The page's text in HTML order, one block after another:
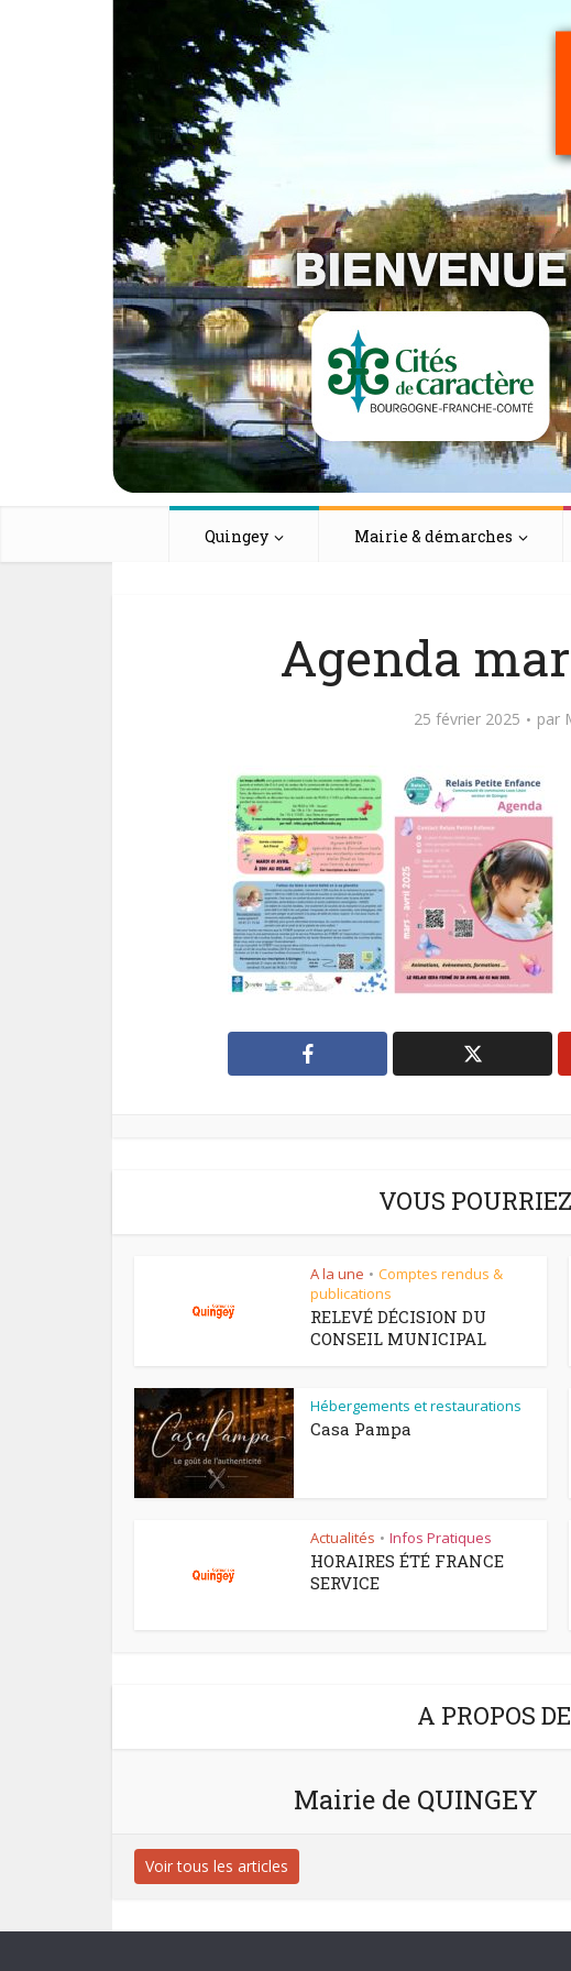
Quingey Mairie & démarches
Agenda
25 février 2025 par
VOUS
A la une • Comptes rendus &
publications
RELEVÉ DÉCISION DU
CONSEIL MUNICIPAL
Hébergements et restaurations
Casa Pampa
Actualités • Infos Pratiques
HORAIRES ÉTÉ FRANCE
SERVICE
A PROPOS
Mairie de QUINGEY
Voir tous les articles